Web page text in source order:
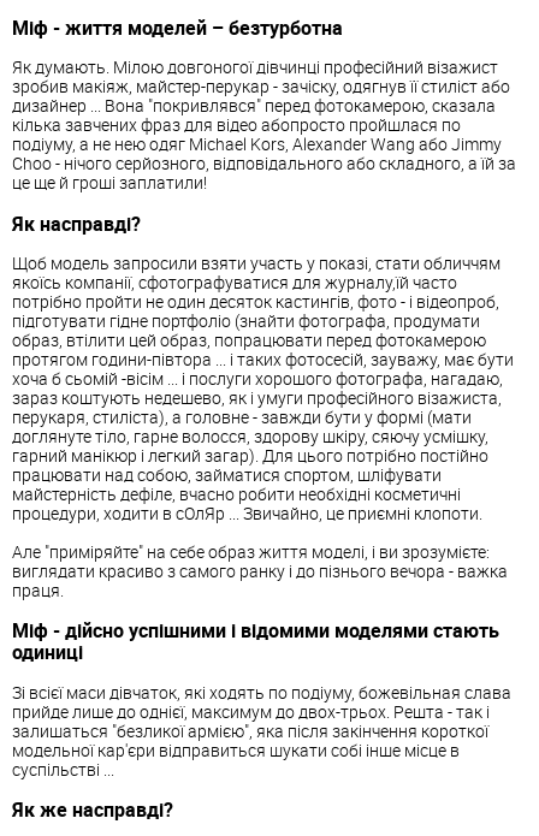
Міф - життя моделей – безтурботна
Як думають. Мілою довгоногої дівчинці професійний візажист
зробив макіяж, майстер-перукар - зачіску, одягнув її стиліст або
дизайнер ... Вона "покривлявся" перед фотокамерою, сказала
кілька завчених фраз для відео абопросто пройшлася по
подіуму, а не нею одяг Michael Kors, Alexander Wang або Jimmy
Choo - нічого серйозного, відповідального або складного, а їй за
це ще й гроші заплатили!
Як насправді?
Щоб модель запросили взяти участь у показі, стати обличчям
якоїсь компанії, сфотографуватися для журналу,їй часто
потрібно пройти не один десяток кастингів, фото - і відеопроб,
підготувати гідне портфоліо (знайти фотографа, продумати
образ, втілити цей образ, попрацювати перед фотокамерою
протягом години-півтора ... і таких фотосесій, зауважу, має бути
хоча б сьомій -вісім ... і послуги хорошого фотографа, нагадаю,
зараз коштують недешево, як і умуги професійного візажиста,
перукаря, стиліста), а головне - завжди бути у формі (мати
доглянуте тіло, гарне волосся, здорову шкіру, сяючу усмішку,
гарний манікюр і легкий загар). Для цього потрібно постійно
працювати над собою, займатися спортом, шліфувати
майстерність дефіле, вчасно робити необхідні косметичні
процедури, ходити в сОлЯр ... Звичайно, це приємні клопоти.
Але "приміряйте" на себе образ життя моделі, і ви зрозумієте:
виглядати красиво з самого ранку і до пізнього вечора - важка
праця.
Міф - дійсно успішними і відомими моделями стають
одиниці
Зі всієї маси дівчаток, які ходять по подіуму, божевільная слава
прийде лише до однієї, максимум до двох-трьох. Решта - так і
залишаться "безликої армією", яка після закінчення короткої
модельної кар'єри відправиться шукати собі інше місце в
суспільстві ...
Як же насправді?